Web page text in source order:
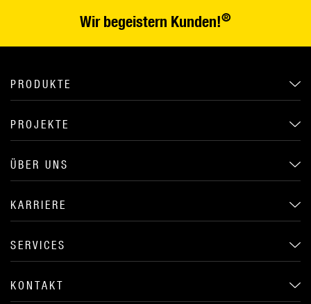
Wir begeistern Kunden!®
PRODUKTE
PROJEKTE
ÜBER UNS
KARRIERE
SERVICES
KONTAKT